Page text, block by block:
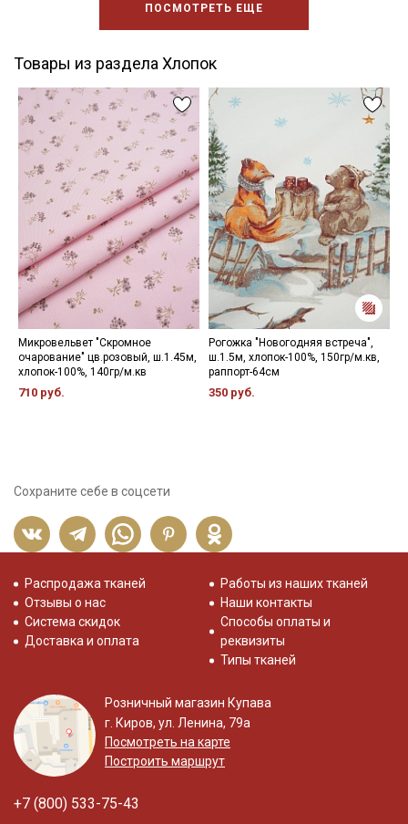
ПОСМОТРЕТЬ ЕЩЕ
Товары из раздела Хлопок
Микровельвет "Скромное
очарование" цв.розовый, ш.1.45м,
хлопок-100%, 140гр/м.кв
710 руб.
Рогожка "Новогодняя встреча",
ш.1.5м, хлопок-100%, 150гр/м.кв,
раппорт-64см
350 руб.
Сохраните себе в соцсети
Распродажа тканей
Отзывы о нас
Система скидок
Доставка и оплата
Работы из наших тканей
Наши контакты
Способы оплаты и
реквизиты
Типы тканей
Розничный магазин Купава
г. Киров, ул. Ленина, 79а
Посмотреть на карте
Построить маршрут
+7 (800) 533-75-43